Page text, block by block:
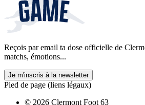
Reçois par email ta dose officielle de
matchs, émotions...
Je m'inscris à la newsletter
Pied de page (liens légaux)
© 2026 Clermont Foot 63